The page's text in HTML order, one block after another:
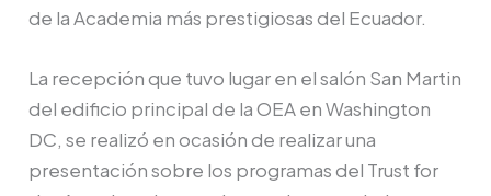
de la Academia más prestigiosas del Ecuador.
La recepción que tuvo lugar en el salón San Martin
del edificio principal de la OEA en Washington
DC, se realizó en ocasión de realizar una
presentación sobre los programas del Trust for